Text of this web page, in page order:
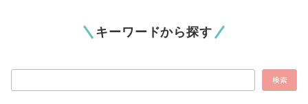
キーワードから探す
検索 検索